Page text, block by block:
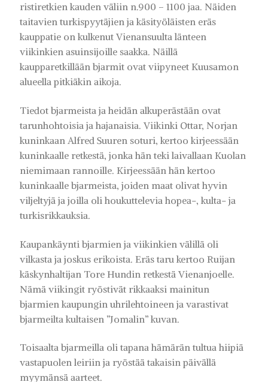
ristiretkien kauden väliin n.900 – 1100 jaa. Näiden
taitavien turkispyytäjien ja käsityöläisten eräs
kauppatie on kulkenut Vienansuulta länteen
viikinkien asuinsijoille saakka. Näillä
kaupparetkillään bjarmit ovat viipyneet Kuusamon
alueella pitkiäkin aikoja.
Tiedot bjarmeista ja heidän alkuperästään ovat
tarunhohtoisia ja hajanaisia. Viikinki Ottar, Norjan
kuninkaan Alfred Suuren soturi, kertoo kirjeessään
kuninkaalle retkestä, jonka hän teki laivallaan Kuolan
niemimaan rannoille. Kirjeessään hän kertoo
kuninkaalle bjarmeista, joiden maat olivat hyvin
viljeltyjä ja joilla oli houkuttelevia hopea-, kulta- ja
turkisrikkauksia.
Kaupankäynti bjarmien ja viikinkien välillä oli
vilkasta ja joskus erikoista. Eräs taru kertoo Ruijan
käskynhaltijan Tore Hundin retkestä Vienanjoelle.
Nämä viikingit ryöstivät rikkaaksi mainitun
bjarmien kaupungin uhrilehtoineen ja varastivat
bjarmeilta kultaisen ”Jomalin” kuvan.
Toisaalta bjarmeilla oli tapana hämärän tultua hiipiä
vastapuolen leiriin ja ryöstää takaisin päivällä
myymänsä aarteet.